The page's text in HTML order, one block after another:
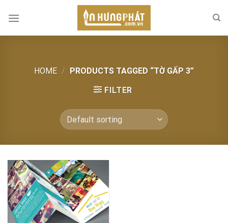
HOME / PRODUCTS TAGGED “TỜ GẤP 3”
FILTER